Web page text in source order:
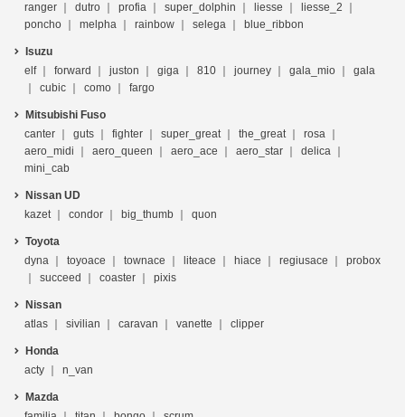
ranger
dutro profia super_dolphin liesse
liesse_2
poncho
melpha rainbow selega blue_ribbon
Isuzu
elf
forward juston giga 810 journey gala_mio
gala
cubic
como fargo
Mitsubishi Fuso
canter
guts fighter super_great the_great
rosa
aero_midi
aero_queen aero_ace aero_star
delica
mini_cab
Nissan UD
kazet
condor big_thumb quon
Toyota
dyna
toyoace townace liteace hiace regiusace
probox
succeed
coaster pixis
Nissan
atlas
sivilian caravan vanette clipper
Honda
acty
n_van
Mazda